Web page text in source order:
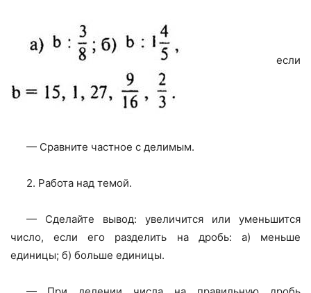
если
— Сравните частное с делимым.
2. Работа над темой.
— Сделайте вывод: увеличится или уменьшится
число, если его разделить на дробь: а) меньше
единицы; б) больше единицы.